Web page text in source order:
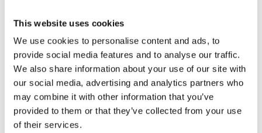
This website uses cookies
We use cookies to personalise content and ads, to
provide social media features and to analyse our traffic.
We also share information about your use of our site with
our social media, advertising and analytics partners who
may combine it with other information that you’ve
provided to them or that they’ve collected from your use
of their services.
いては、正
この機会を
小形・高定格チップ抵抗器の温度上昇と基板温度コン
トロールのポイント ～小さな部品を安心してご使用い
ただくために～